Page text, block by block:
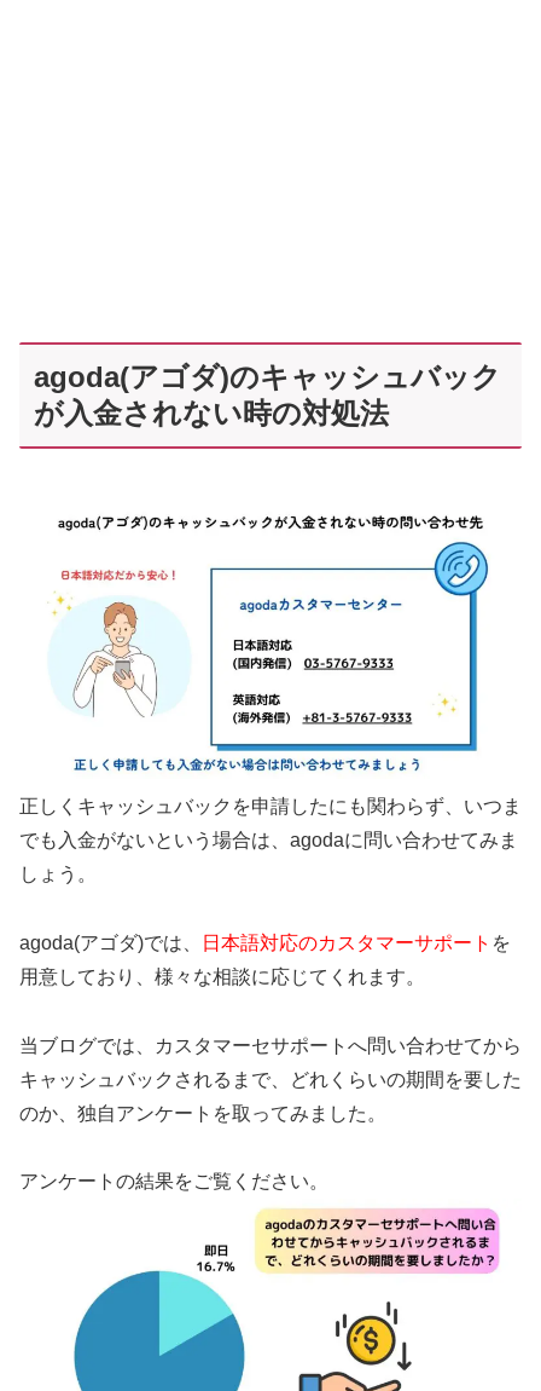
agoda(アゴダ)のキャッシュバック
が入金されない時の対処法
正しくキャッシュバックを申請したにも関わらず、いつま
でも入金がないという場合は、agodaに問い合わせてみま
しょう。
agoda(アゴダ)では、 日本語対応のカスタマーサポート を
用意しており、様々な相談に応じてくれます。
当ブログでは、カスタマーセサポートへ問い合わせてから
キャッシュバックされるまで、どれくらいの期間を要した
のか、独自アンケートを取ってみました。
アンケートの結果をご覧ください。